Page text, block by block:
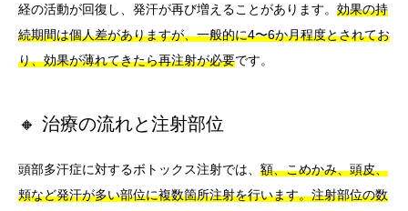
経の活動が回復し、発汗が再び増えることがあります。 効果の持
続期間は個人差がありますが、一般的に4〜6か月程度とされてお
り、効果が薄れてきたら再注射が必要です。
🔸 治療の流れと注射部位
頭部多汗症に対するボトックス注射では、 額、こめかみ、頭皮、
頬など発汗が多い部位に複数箇所注射を行います。注射部位の数